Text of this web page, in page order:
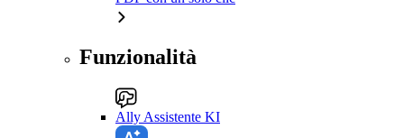
Funzionalità
Ally Assistente KI